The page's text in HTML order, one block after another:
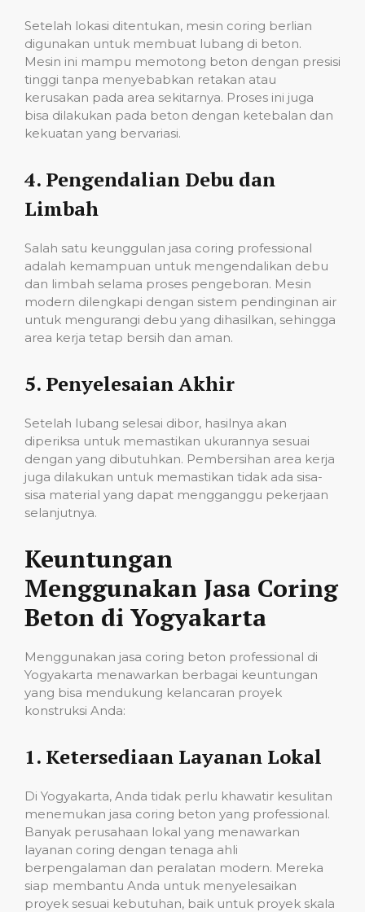
Setelah lokasi ditentukan, mesin coring berlian
digunakan untuk membuat lubang di beton.
Mesin ini mampu memotong beton dengan presisi
tinggi tanpa menyebabkan retakan atau
kerusakan pada area sekitarnya. Proses ini juga
bisa dilakukan pada beton dengan ketebalan dan
kekuatan yang bervariasi.
4. Pengendalian Debu dan
Limbah
Salah satu keunggulan jasa coring professional
adalah kemampuan untuk mengendalikan debu
dan limbah selama proses pengeboran. Mesin
modern dilengkapi dengan sistem pendinginan air
untuk mengurangi debu yang dihasilkan, sehingga
area kerja tetap bersih dan aman.
5. Penyelesaian Akhir
Setelah lubang selesai dibor, hasilnya akan
diperiksa untuk memastikan ukurannya sesuai
dengan yang dibutuhkan. Pembersihan area kerja
juga dilakukan untuk memastikan tidak ada sisa-
sisa material yang dapat mengganggu pekerjaan
selanjutnya.
Keuntungan
Menggunakan Jasa Coring
Beton di Yogyakarta
Menggunakan jasa coring beton professional di
Yogyakarta menawarkan berbagai keuntungan
yang bisa mendukung kelancaran proyek
konstruksi Anda:
1. Ketersediaan Layanan Lokal
Di Yogyakarta, Anda tidak perlu khawatir kesulitan
menemukan jasa coring beton yang professional.
Banyak perusahaan lokal yang menawarkan
layanan coring dengan tenaga ahli
berpengalaman dan peralatan modern. Mereka
siap membantu Anda untuk menyelesaikan
proyek sesuai kebutuhan, baik untuk proyek skala